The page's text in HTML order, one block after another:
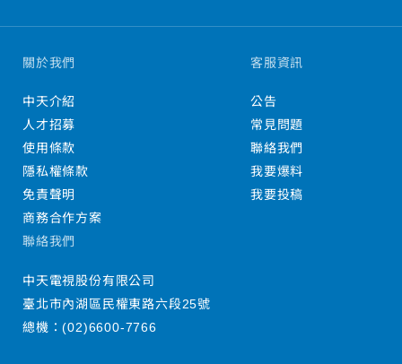
關於我們
中天介紹
人才招募
使用條款
隱私權條款
免責聲明
商務合作方案
客服資訊
公告
常見問題
聯絡我們
我要爆料
我要投稿
聯絡我們
中天電視股份有限公司
臺北市內湖區民權東路六段25號
總機：(02)6600-7766